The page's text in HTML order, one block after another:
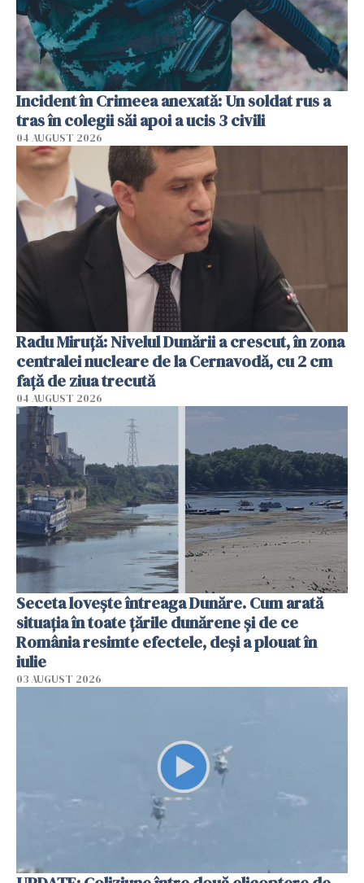
Incident în Crimeea anexată: Un soldat rus a
tras în colegii săi apoi a ucis 3 civili
04 AUGUST 2026
Radu Miruţă: Nivelul Dunării a crescut, în zona
centralei nucleare de la Cernavodă, cu 2 cm
faţă de ziua trecută
04 AUGUST 2026
Seceta lovește întreaga Dunăre. Cum arată
situația în toate țările dunărene și de ce
România resimte efectele, deși a plouat în
iulie
03 AUGUST 2026